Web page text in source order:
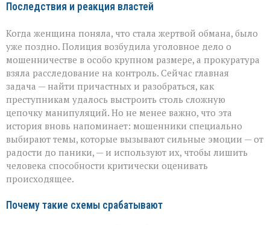
Последствия и реакция властей
Когда женщина поняла, что стала жертвой обмана, было
уже поздно. Полиция возбудила уголовное дело о
мошенничестве в особо крупном размере, а прокуратура
взяла расследование на контроль. Сейчас главная
задача — найти причастных и разобраться, как
преступникам удалось выстроить столь сложную
цепочку манипуляций. Но не менее важно, что эта
история вновь напоминает: мошенники специально
выбирают темы, которые вызывают сильные эмоции — от
радости до паники, — и используют их, чтобы лишить
человека способности критически оценивать
происходящее.
Почему такие схемы срабатывают